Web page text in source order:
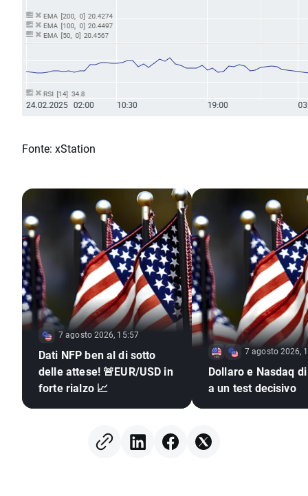
Fonte: xStation
7 agosto 2026, 15:57
Dati NFP ben al di sotto
delle attese! 🚨EUR/USD in
forte rialzo 📈
7 agosto 2026,
Dollaro e Nasdaq
a un test decisivo